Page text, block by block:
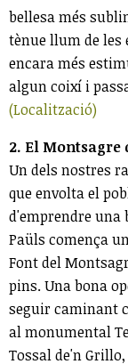
bellesa més
tènue llum de les
encara més
algun coixí i
(Localització)
2. El Montsagre
Un dels nostres
que envolta el
d'emprendre una
Paüls comença
Font del
pins. Una bona
seguir caminant
al monumental
Tossal de'n